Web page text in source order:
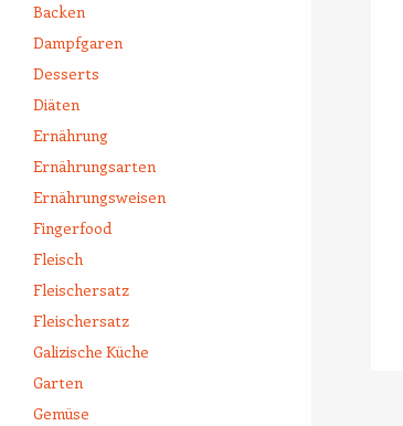
Backen
Dampfgaren
Desserts
Diäten
Ernährung
Ernährungsarten
Ernährungsweisen
Fingerfood
Fleisch
Fleischersatz
Fleischersatz
Galizische Küche
Garten
Gemüse